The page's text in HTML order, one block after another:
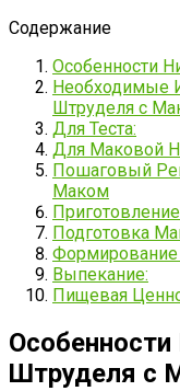
Содержание
Особенности
Необходимые
Штруделя с
Для Теста:
Для Маковой
Пошаговый
Маком
Подготовка
Формирование
Выпекание:
Пищевая
Особенности
Штруделя с